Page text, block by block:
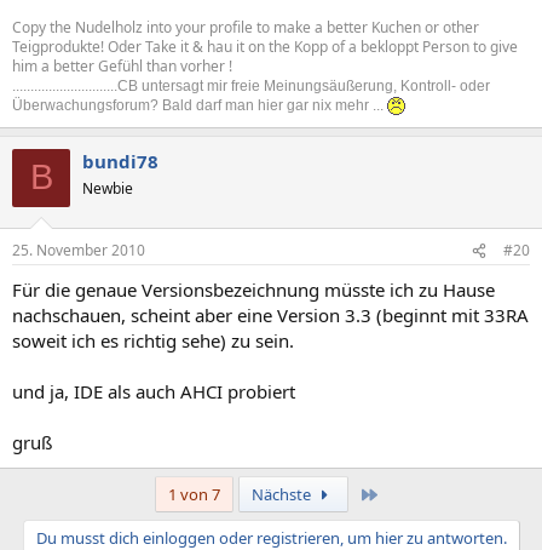
Copy the Nudelholz into your profile to make a better Kuchen or other
Teigprodukte! Oder Take it & hau it on the Kopp of a bekloppt Person to give
him a better Gefühl than vorher !
.............................CB untersagt mir freie Meinungsäußerung, Kontroll- oder
Überwachungsforum? Bald darf man hier gar nix mehr ...
B bundi78
Newbie
25. November 2010 #20
Für die genaue Versionsbezeichnung müsste ich zu Hause
nachschauen, scheint aber eine Version 3.3 (beginnt mit 33RA
soweit ich es richtig sehe) zu sein.
und ja, IDE als auch AHCI probiert
gruß
1 von 7 Nächste
Du musst dich einloggen oder registrieren, um hier zu antworten.